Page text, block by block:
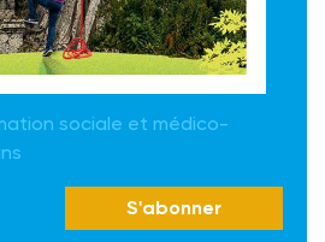
sociale et médico-
S'abonner